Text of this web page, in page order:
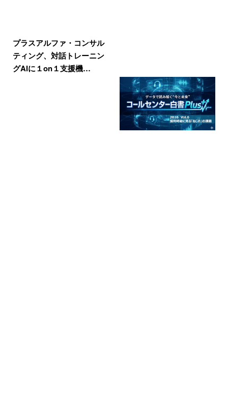
プラスアルファ・コンサル
ティング、対話トレーニン
グAIに１on１支援機…